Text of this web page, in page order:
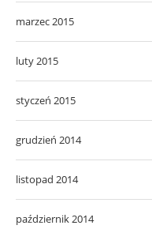
marzec 2015
luty 2015
styczeń 2015
grudzień 2014
listopad 2014
październik 2014